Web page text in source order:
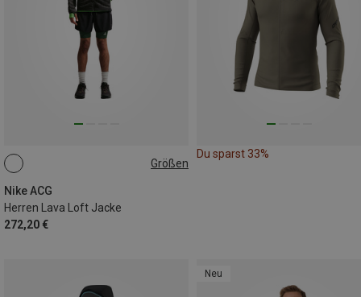
Größen
Nike ACG
Herren Lava Loft Jacke
272,20 €
S
Du sparst 33%
Neu